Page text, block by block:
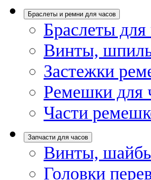
Браслеты и ремни для часов
Браслеты для
Винты,
Застежки
Ремешки для
Части
Запчасти для часов
Винты,
Головки